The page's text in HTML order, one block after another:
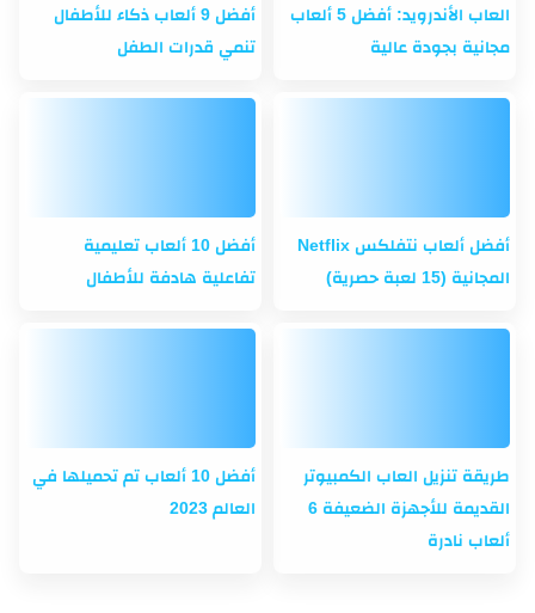
العاب الأندرويد: أفضل 5 ألعاب
مجانية بجودة عالية
أفضل 9 ألعاب ذكاء للأطفال
تنمي قدرات الطفل
أفضل ألعاب نتفلكس Netflix
المجانية (15 لعبة حصرية)
أفضل 10 ألعاب تعليمية
تفاعلية هادفة للأطفال
طريقة تنزيل العاب الكمبيوتر
القديمة للأجهزة الضعيفة 6
ألعاب نادرة
أفضل 10 ألعاب تم تحميلها في
العالم 2023